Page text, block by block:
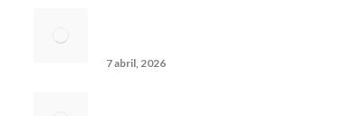
7 abril, 2026